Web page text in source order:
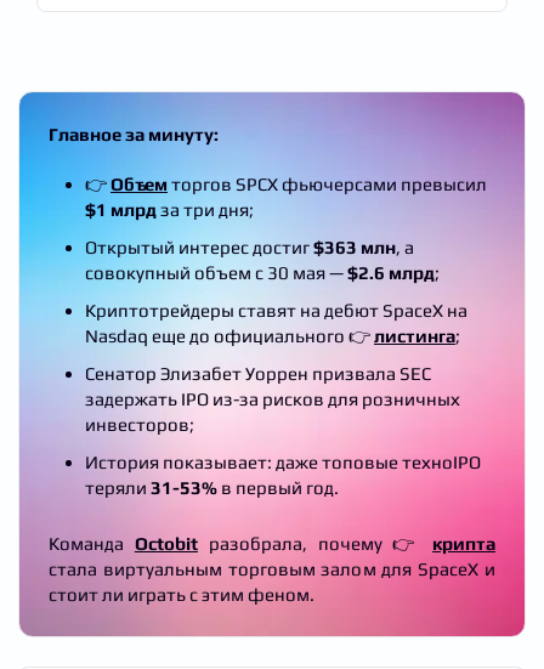
Главное за минуту:
👉Объем торгов SPCX фьючерсами превысил
$1 млрдза три дня;
Открытый интерес достиг$363 млн, а
совокупный объем с 30 мая —$2.6 млрд;
Криптотрейдеры ставят на дебют SpaceX на
Nasdaq еще до официального 👉листинга;
Сенатор Элизабет Уоррен призвала SEC
задержать IPO из-за рисков для розничных
инвесторов;
История показывает: даже топовые техноIPO
теряли 31-53% в первый год.
Команда Octobitразобрала, почему 👉 крипта
стала виртуальным торговым залом для SpaceX и
стоит ли играть с этим феном.